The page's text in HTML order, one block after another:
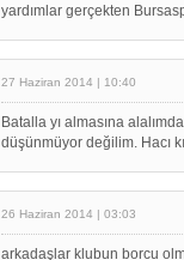
yardımlar gerçekten
27 Haziran 2014 | 10:40
Batalla yı almasına
düşünmüyor değilim. Hacı
26 Haziran 2014 | 03:03
arkadaşlar klubun borcu